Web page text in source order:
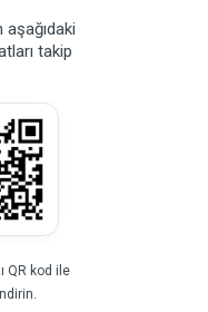
takip
QR kod ile